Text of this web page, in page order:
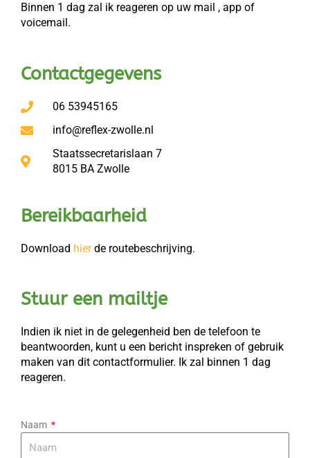
Binnen 1 dag zal ik reageren op uw mail , app of
voicemail.
Contactgegevens
06 53945165
info@reflex-zwolle.nl
Staatssecretarislaan 7
8015 BA Zwolle
Bereikbaarheid
Download hierde routebeschrijving.
Stuur een mailtje
Indien ik niet in de gelegenheid ben de telefoon te
beantwoorden, kunt u een bericht inspreken of gebruik
maken van dit contactformulier. Ik zal binnen 1 dag
reageren.
Naam